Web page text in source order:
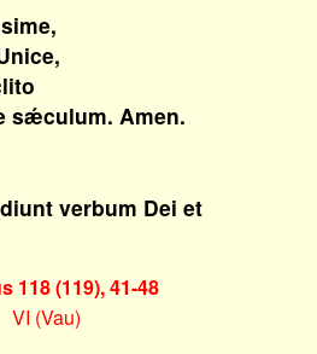
sǽculum. Amen.
verbum Dei et
118 (119), 41-48
VI (Vau)